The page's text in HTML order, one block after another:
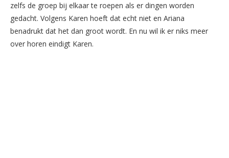
zelfs de groep bij elkaar te roepen als er dingen worden
gedacht. Volgens Karen hoeft dat echt niet en Ariana
benadrukt dat het dan groot wordt. En nu wil ik er niks meer
over horen eindigt Karen.